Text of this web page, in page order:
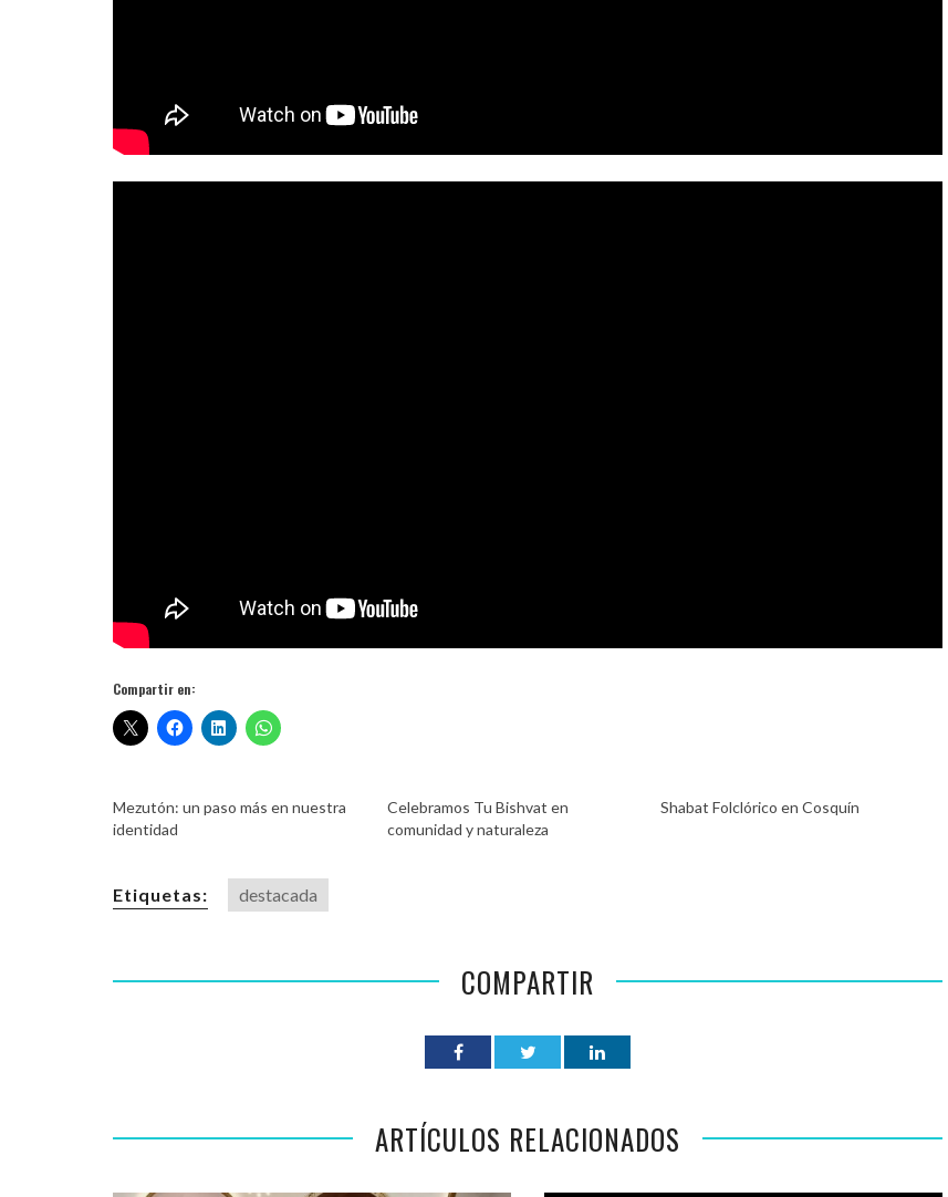
Compartir en:
Mezutón: un paso más en nuestra
identidad
Celebramos Tu Bishvat en
comunidad y naturaleza
Shabat Folclórico en Cosquín
Etiquetas: destacada
COMPARTIR
ARTÍCULOS RELACIONADOS